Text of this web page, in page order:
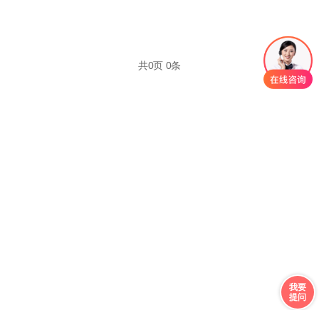
我要
提问
共0页 0条